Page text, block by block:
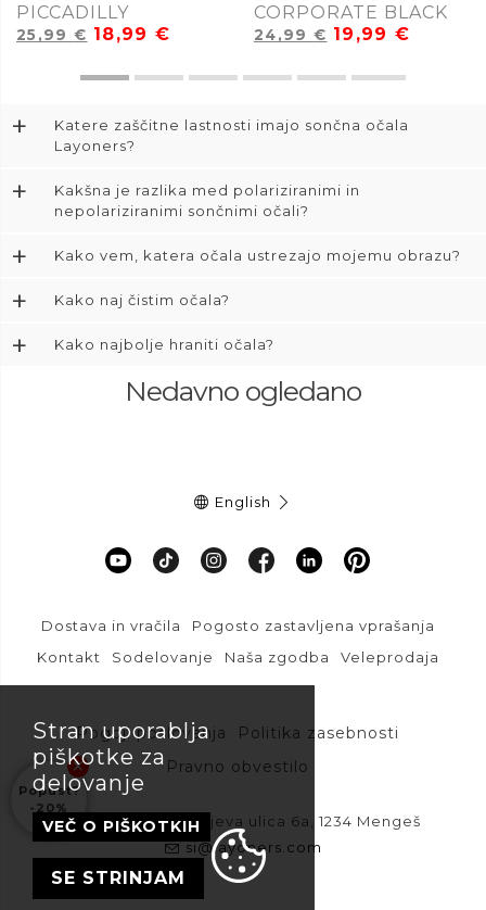
PICCADILLY
25,99€ 18,99€
CORPORATE BLACK
24,99€ 19,99€
+
Katere zaščitne lastnosti imajo sončna očala
Layoners?
+
Kakšna je razlika med polariziranimi in
nepolariziranimi sončnimi očali?
+ Kako vem, katera očala ustrezajo mojemu obrazu?
+ Kako naj čistim očala?
+ Kako najbolje hraniti očala?
Nedavno ogledano
English
Dostava in vračila
Pogosto zastavljena vprašanja
Kontakt
Sodelovanje Naša zgodba Veleprodaja
Pogoji poslovanja
Politika zasebnosti
Pravno obvestilo
DFVU d.o.o., Liparjeva ulica 6a, 1234 Mengeš
si@layoners.com
Stran uporablja
piškotke za
delovanje
VEČ O PIŠKOTKIH
SE STRINJAM
Popust?
-20%